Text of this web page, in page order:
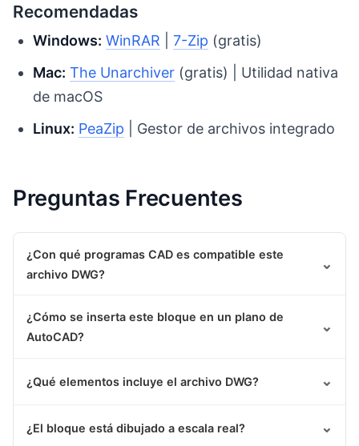
Recomendadas
Windows: WinRAR |7-Zip (gratis)
Mac: The Unarchiver (gratis) | Utilidad nativa
de macOS
Linux: PeaZip | Gestor de archivos integrado
Preguntas Frecuentes
¿Con qué programas CAD es compatible este
archivo DWG?
⌄
¿Cómo se inserta este bloque en un plano de
AutoCAD?
⌄
¿Qué elementos incluye el archivo DWG? ⌄
¿El bloque está dibujado a escala real? ⌄